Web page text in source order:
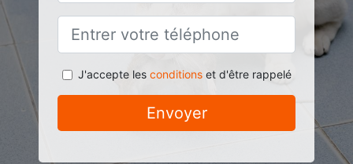
J'accepte les conditionset d'être rappelé
Envoyer